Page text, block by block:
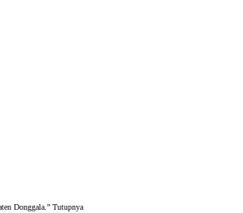
Donggala.” Tutupnya